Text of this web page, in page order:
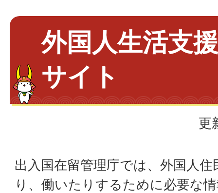
外国人生活支
サイト
更
出入国在留管理庁では、外国人
り、働いたりするために必要な